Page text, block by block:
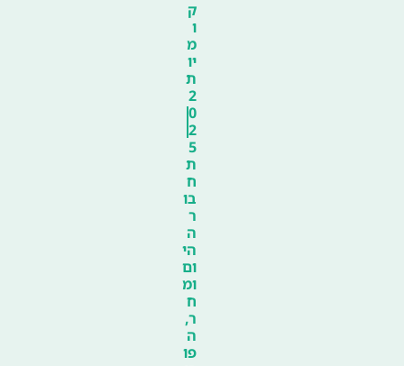
ק
ו
מ
יו
ת
2
0
2
5
ת
ח
בו
ר
ה
הי
ום
ומ
ח
ר,
ה
פו